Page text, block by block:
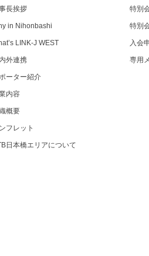
長挨拶
in Nihonbashi
LINK-J WEST
外連携
ーター紹介
内容
概要
フレット
日本橋エリアについて
特別
特別
入会
専用